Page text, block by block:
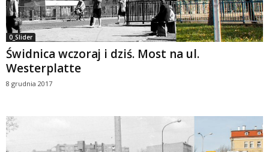
0_Slider
Świdnica wczoraj i dziś. Most na ul.
Westerplatte
8 grudnia 2017